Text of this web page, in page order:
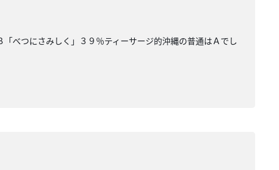
べつにさみしく」３９％ティーサージ的沖縄の普通はＡでし